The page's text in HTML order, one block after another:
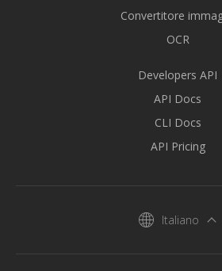
Convertitore
OCR
Developers API
API Docs
CLI Docs
API Pricing
Italiano